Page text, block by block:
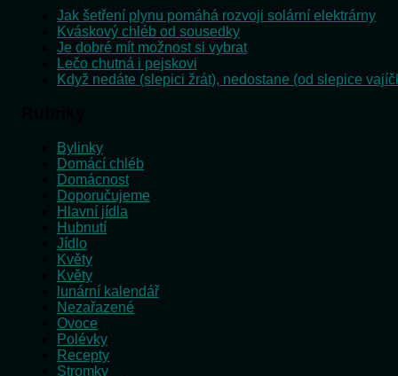
Jak šetření plynu pomáhá rozvoji solární elektrárny
Kváskový chléb od sousedky
Je dobré mít možnost si vybrat
Lečo chutná i pejskovi
Když nedáte (slepici žrát), nedostane (od slepice
Bylinky
Domácí chléb
Domácnost
Doporučujeme
Hlavní jídla
Hubnutí
Jídlo
Květy
Květy
lunární kalendář
Nezařazené
Ovoce
Polévky
Recepty
Stromky